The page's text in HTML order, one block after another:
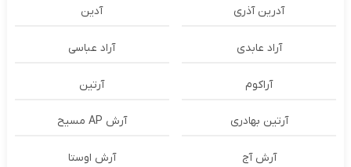
آدرین آذری آدین
آراد عابدی آراد عباسی
آراکوم آرتین
آرتین بهادری آرش AP مسیح
آرش آج آرش اوستا